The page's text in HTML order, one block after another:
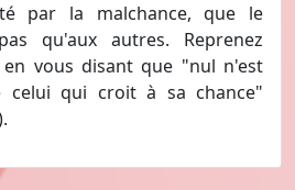
par la malchance, que le
qu'aux autres. Reprenez
vous disant que "nul n'est
celui qui croit à sa chance"